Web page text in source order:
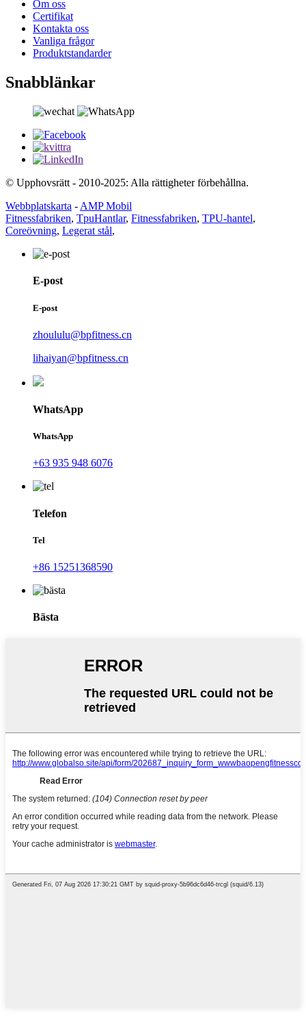
Om oss
Certifikat
Kontakta oss
Vanliga frågor
Produktstandarder
Snabblänkar
© Upphovsrätt - 2010-2025: Alla rättigheter förbehållna.
Webbplatskarta - AMP Mobil
Fitnessfabriken, TpuHantlar, Fitnessfabriken, TPU-hantel,
Coreövning, Legerat stål,
E-post
E-post
zhoululu@bpfitness.cn
lihaiyan@bpfitness.cn
WhatsApp
WhatsApp
+63 935 948 6076
Telefon
Tel
+86 15251368590
Bästa